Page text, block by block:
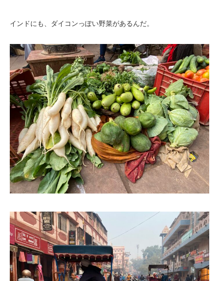
インドにも、ダイコンっぽい野菜があるんだ。